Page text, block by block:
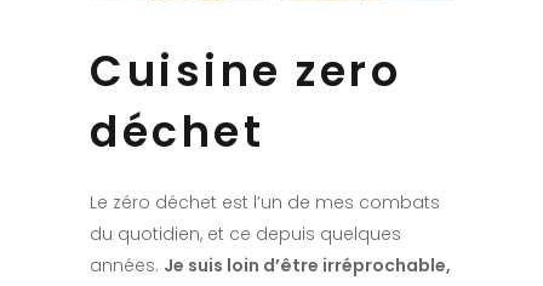
Cuisine zero
déchet
Le zéro déchet est l’un de mes combats
du quotidien, et ce depuis quelques
années. Je suis loin d’être irréprochable,